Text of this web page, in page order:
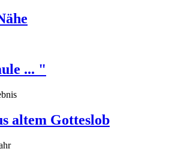
... "
altem Gotteslob